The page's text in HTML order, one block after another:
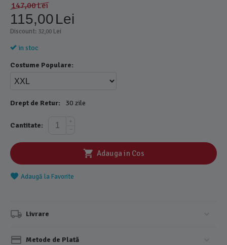
147,00Lei
115,00Lei
Discount: 32,00 Lei
in stoc
Costume Populare:
Drept de Retur: 30 zile
Cantitate:
+
−
Adauga in Cos
Adaugă la Favorite
Livrare
Metode de Plată